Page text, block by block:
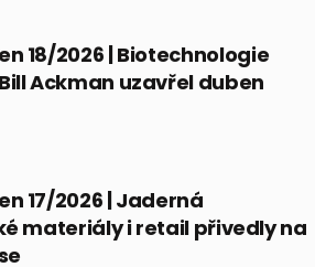
18/2026 | Biotechnologie
Ackman uzavřel duben
17/2026 | Jaderná
materiály i retail přivedly na